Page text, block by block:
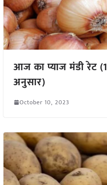
आज का प्याज मंडी रेट
अनुसार)
October 10, 2023